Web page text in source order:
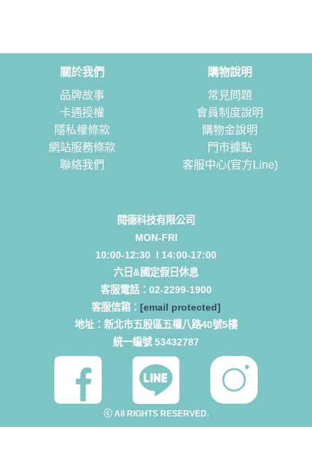
關於我們
品牌故事
卡通授權
隱私權條款
網站服務條款
聯絡我們
購物說明
常見問題
會員制度說明
購物金說明
門市據點
客服中心(官方Line)
閱德科技有限公司
MON-FRI
10:00-12:30 l 14:00-17:00
六日&國定假日休息
客服電話： 02-2299-1900
客服信箱： [email protected]
地址： 新北市五股區五權八路40號5樓
統一編號 53432787
ⓒ All RIGHTS RESERVED.